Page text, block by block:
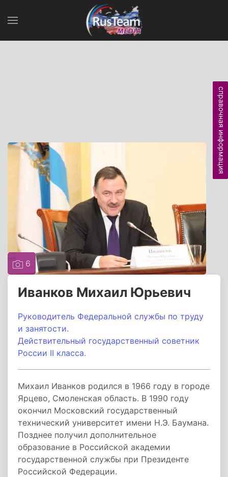
6
Иванков Михаил Юрьевич
Руководитель Федеральной службы по труду
и занятости.
Действительный государственный советник
России II класса.
Михаил Иванков родился в 1966 году в городе
Ярцево, Смоленская область. В 1990 году
окончил Московский государственный
технический университет имени Н.Э. Баумана.
Позднее получил дополнительное
образование в Российской академии
государственной службы при Президенте
Российской Федерации.
справочная информация